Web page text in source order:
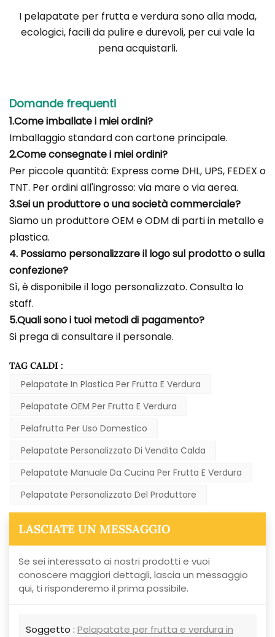
I pelapatate per frutta e verdura sono alla moda,
ecologici, facili da pulire e durevoli, per cui vale la
pena acquistarli.
Domande frequenti
1.Come imballate i miei ordini?
Imballaggio standard con cartone principale.
2.Come consegnate i miei ordini?
Per piccole quantità: Express come DHL, UPS, FEDEX o
TNT. Per ordini all'ingrosso: via mare o via aerea.
3.Sei un produttore o una società commerciale?
Siamo un produttore OEM e ODM di parti in metallo e
plastica.
4. Possiamo personalizzare il logo sul prodotto o sulla
confezione?
Sì, è disponibile il logo personalizzato. Consulta lo
staff.
5.Quali sono i tuoi metodi di pagamento?
Si prega di consultare il personale.
TAG CALDI :
Pelapatate In Plastica Per Frutta E Verdura
Pelapatate OEM Per Frutta E Verdura
Pelafrutta Per Uso Domestico
Pelapatate Personalizzato Di Vendita Calda
Pelapatate Manuale Da Cucina Per Frutta E Verdura
Pelapatate Personalizzato Del Produttore
LASCIATE UN MESSAGGIO
Se sei interessato ai nostri prodotti e vuoi
conoscere maggiori dettagli, lascia un messaggio
qui, ti risponderemo il prima possibile.
Soggetto : Pelapatate per frutta e verdura in